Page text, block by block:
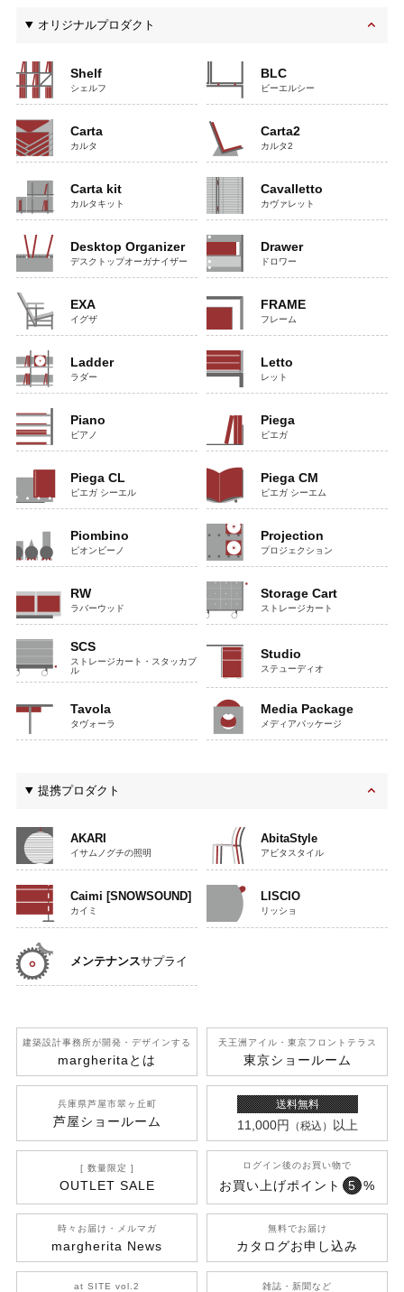
オリジナルプロダクト
Shelf
シェルフ
BLC
ビーエルシー
Carta
カルタ
Carta2
カルタ2
Carta kit
カルタキット
Cavalletto
カヴァレット
Desktop Organizer
デスクトップオーガナイザー
Drawer
ドロワー
EXA
イグザ
FRAME
フレーム
Ladder
ラダー
Letto
レット
Piano
ピアノ
Piega
ピエガ
Piega CL
ピエガ シーエル
Piega CM
ピエガ シーエム
Piombino
ピオンビーノ
Projection
プロジェクション
RW
ラバーウッド
Storage Cart
ストレージカート
SCS
ストレージカート・スタッカブ
ル
Studio
ステューディオ
Tavola
タヴォーラ
Media Package
メディアパッケージ
提携プロダクト
AKARI
イサムノグチの照明
AbitaStyle
アビタスタイル
Caimi [SNOWSOUND]
カイミ
LISCIO
リッショ
メンテナンスサプライ
建築設計事務所が開発 ・デザインする
margherita とは
天王洲アイル ・東京フロントテラス
東京ショールーム
兵庫県芦屋市翠ヶ丘町
芦屋ショールーム
送料無料
11,000円 （税込） 以上
[ 数量限定 ]
OUTLET SALE
ログイン後のお買い物で
お買い上げポイント 5 %
時々お届け・メルマガ
margherita News
無料でお届け
カタログお申し込み
at SITE vol.2 雑誌・新聞など